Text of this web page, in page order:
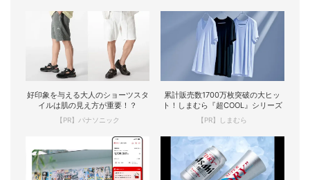
好印象を与える大人のショーツスタ
イルは肌の見え方が重要！？
【PR】パナソニック
累計販売数1700万枚突破の大ヒッ
ト！しまむら『超COOL』シリーズ
【PR】しまむら